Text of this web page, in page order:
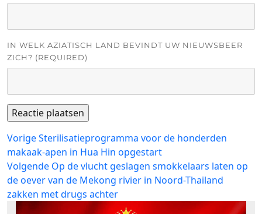
IN WELK AZIATISCH LAND BEVINDT UW NIEUWSBEER
ZICH? (REQUIRED)
Bericht
navigatie
VorigeVorig
bericht:
Sterilisatieprogramma voor de honderden
makaak-apen in Hua Hin opgestart
Volgende Volgend
bericht:
Op de vlucht geslagen smokkelaars laten op
de oever van de Mekong rivier in Noord-Thailand
zakken met drugs achter